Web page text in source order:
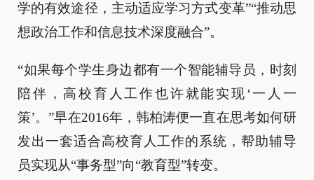
学的有效途径，主动适应学习方式变革”“推动思
想政治工作和信息技术深度融合”。
“如果每个学生身边都有一个智能辅导员，时刻
陪伴，高校育人工作也许就能实现‘一人一
策’。”早在2016年，韩柏涛便一直在思考如何研
发出一套适合高校育人工作的系统，帮助辅导
员实现从“事务型”向“教育型”转变。